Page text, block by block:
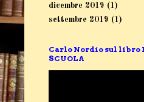
dicembre 2019 (1)
settembre 2019 (1)
Carlo Nordio sul libro
SCUOLA